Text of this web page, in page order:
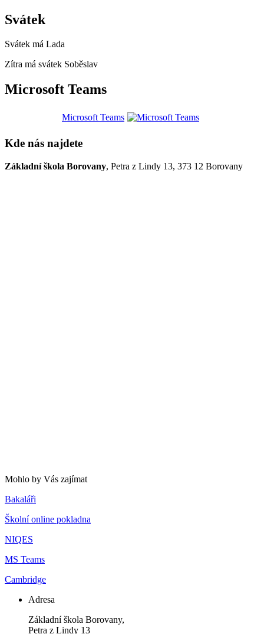
Svátek
Svátek má Lada
Zítra má svátek Soběslav
Microsoft Teams
Microsoft Teams
Kde nás najdete
Základní škola Borovany, Petra z Lindy 13, 373 12 Borovany
Mohlo by Vás zajímat
Bakaláři
Školní online pokladna
NIQES
MS Teams
Cambridge
Adresa
Základní škola Borovany,
Petra z Lindy 13